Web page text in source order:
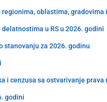
oblastima,
u RS u 2026. godini
stanovanju za 2026. godinu
i cenzusa sa ostvarivanje
godini